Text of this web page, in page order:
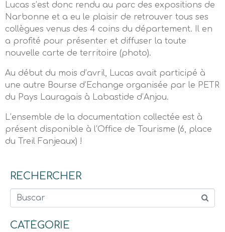
Lucas s’est donc rendu au parc des expositions de
Narbonne et a eu le plaisir de retrouver tous ses
collègues venus des 4 coins du département. Il en
a profité pour présenter et diffuser la toute
nouvelle carte de territoire (photo).
Au début du mois d’avril, Lucas avait participé à
une autre Bourse d’Echange organisée par le PETR
du Pays Lauragais à Labastide d’Anjou.
L’ensemble de la documentation collectée est à
présent disponible à l’Office de Tourisme (6, place
du Treil Fanjeaux) !
RECHERCHER
Buscar
CATÉGORIE